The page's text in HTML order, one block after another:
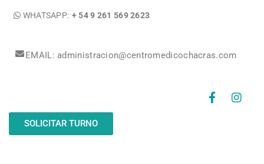
WHATSAPP: + 54 9 261 569 2623
EMAIL: administracion@centromedicochacras.com
SOLICITAR TURNO